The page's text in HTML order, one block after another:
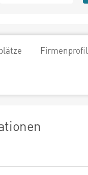
Firmenprofil